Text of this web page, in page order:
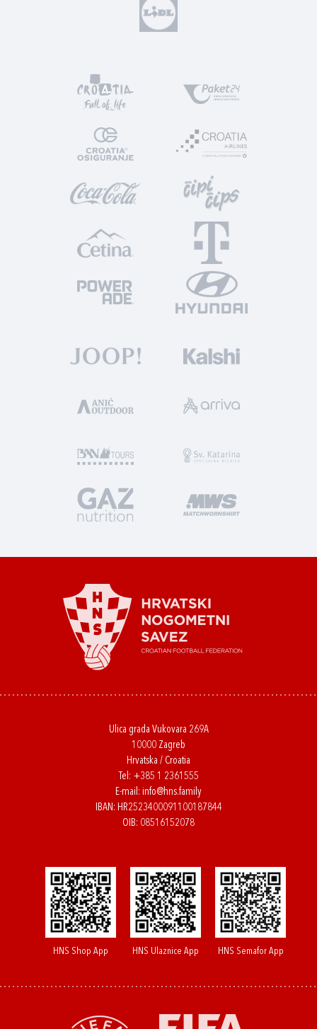
Ulica grada Vukovara 269A
10000 Zagreb
Hrvatska / Croatia
Tel: +385 1 2361555
E-mail: info@hns.family
IBAN: HR2523400091100187844
OIB: 08516152078
HNS Shop App HNS Ulaznice App HNS Semafor App